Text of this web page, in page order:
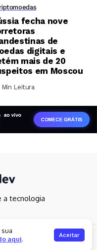
fecha nove
de
digitais e
mais de 20
em Moscou
Min Leitura
a tecnologia
reserved
Fale Conosco
aqui. Aceitar